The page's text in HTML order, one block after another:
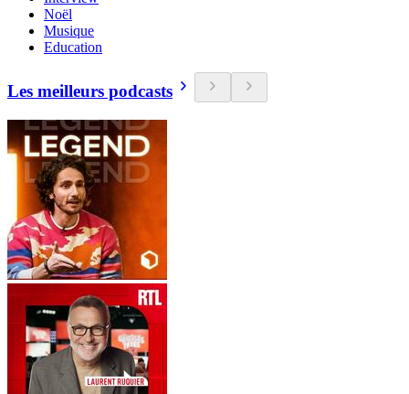
Noël
Musique
Education
Les meilleurs podcasts